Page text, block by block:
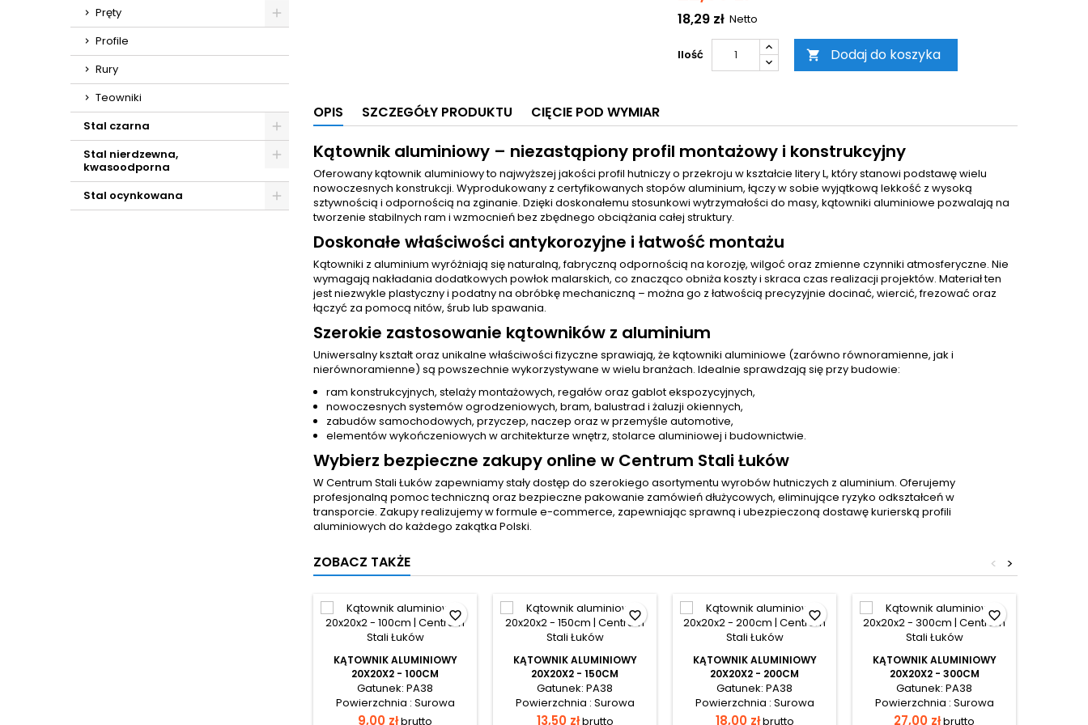
Pręty
Profile
Rury
Teowniki
Stal czarna
Stal nierdzewna,
kwasoodporna
Stal ocynkowana
18,29 zł Netto
Ilość  Dodaj do koszyka
OPIS SZCZEGÓŁY PRODUKTU CIĘCIE POD WYMIAR
Kątownik aluminiowy – niezastąpiony profil montażowy i konstrukcyjny
Oferowany kątownik aluminiowy to najwyższej jakości profil hutniczy o przekroju w kształcie litery L, który stanowi podstawę wielu
nowoczesnych konstrukcji. Wyprodukowany z certyfikowanych stopów aluminium, łączy w sobie wyjątkową lekkość z wysoką
sztywnością i odpornością na zginanie. Dzięki doskonałemu stosunkowi wytrzymałości do masy, kątowniki aluminiowe pozwalają na
tworzenie stabilnych ram i wzmocnień bez zbędnego obciążania całej struktury.
Doskonałe właściwości antykorozyjne i łatwość montażu
Kątowniki z aluminium wyróżniają się naturalną, fabryczną odpornością na korozję, wilgoć oraz zmienne czynniki atmosferyczne. Nie
wymagają nakładania dodatkowych powłok malarskich, co znacząco obniża koszty i skraca czas realizacji projektów. Materiał ten
jest niezwykle plastyczny i podatny na obróbkę mechaniczną – można go z łatwością precyzyjnie docinać, wiercić, frezować oraz
łączyć za pomocą nitów, śrub lub spawania.
Szerokie zastosowanie kątowników z aluminium
Uniwersalny kształt oraz unikalne właściwości fizyczne sprawiają, że kątowniki aluminiowe (zarówno równoramienne, jak i
nierównoramienne) są powszechnie wykorzystywane w wielu branżach. Idealnie sprawdzają się przy budowie:
ram konstrukcyjnych, stelaży montażowych, regałów oraz gablot ekspozycyjnych,
nowoczesnych systemów ogrodzeniowych, bram, balustrad i żaluzji okiennych,
zabudów samochodowych, przyczep, naczep oraz w przemyśle automotive,
elementów wykończeniowych w architekturze wnętrz, stolarce aluminiowej i budownictwie.
Wybierz bezpieczne zakupy online w Centrum Stali Łuków
W Centrum Stali Łuków zapewniamy stały dostęp do szerokiego asortymentu wyrobów hutniczych z aluminium. Oferujemy
profesjonalną pomoc techniczną oraz bezpieczne pakowanie zamówień dłużycowych, eliminujące ryzyko odkształceń w
transporcie. Zakupy realizujemy w formule e-commerce, zapewniając sprawną i ubezpieczoną dostawę kurierską profili
aluminiowych do każdego zakątka Polski.
ZOBACZ TAKŻE >
<
KĄTOWNIK ALUMINIOWY
20X20X2 - 100CM
Gatunek: PA38
Powierzchnia : Surowa
9,00 złbrutto
favorite_border
KĄTOWNIK ALUMINIOWY
20X20X2 - 150CM
Gatunek: PA38
Powierzchnia : Surowa
13,50 złbrutto
favorite_border
KĄTOWNIK ALUMINIOWY
20X20X2 - 200CM
Gatunek: PA38
Powierzchnia : Surowa
18,00 złbrutto
favorite_border
KĄTOWNIK ALUMINIOWY
20X20X2 - 300CM
Gatunek: PA38
Powierzchnia : Surowa
27,00 złbrutto
favorite_border